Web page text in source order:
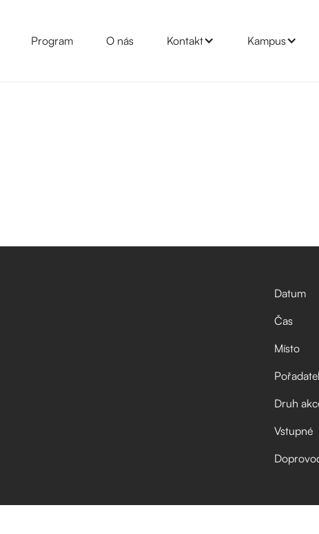
Program O nás Kontakt Kampus
Datum
Čas
Místo
Pořadatel
Druh
Vstupné